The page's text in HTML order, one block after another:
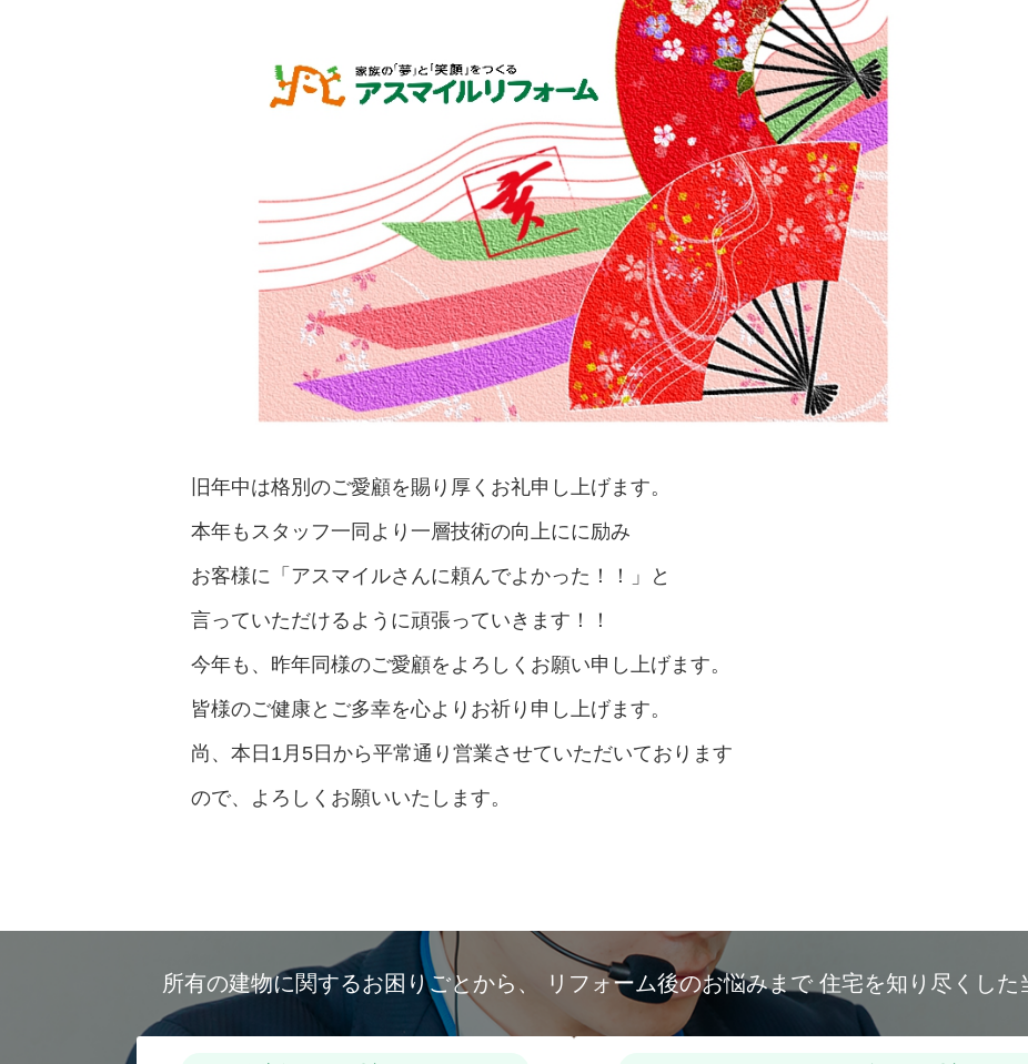
旧年中は格別のご愛顧を賜り厚くお礼申し上げます。
本年もスタッフ一同より一層技術の向上にに励み
お客様に「アスマイルさんに頼んでよかった！！」と
言っていただけるように頑張っていきます！！
今年も、昨年同様のご愛顧をよろしくお願い申し上げます。
皆様のご健康とご多幸を心よりお祈り申し上げます。
尚、本日1月5日から平常通り営業させていただいております
ので、よろしくお願いいたします。
所有の建物に関するお困りごとから、 リフォーム後のお悩みまで 住宅を知り尽くした